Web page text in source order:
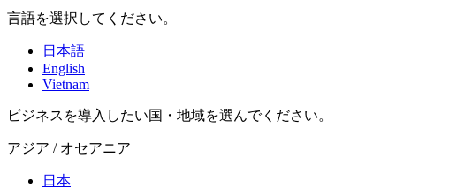
言語を選択してください。
日本語
English
Vietnam
ビジネスを導入したい国・地域を選んでください。
アジア / オセアニア
日本